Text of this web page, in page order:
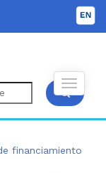
financiamiento